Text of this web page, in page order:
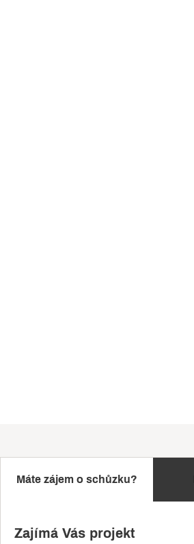
Máte zájem o schůzku?
Zajímá Vás projekt